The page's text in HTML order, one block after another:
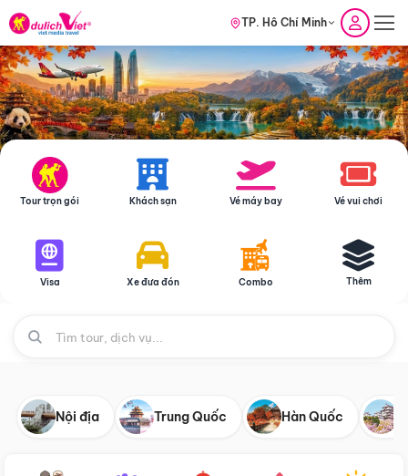
TP. Hồ Chí Minh
Tour trọn gói Khách sạn Vé máy bay Vé vui chơi
Visa Xe đưa đón Combo Thêm
Nội địa Trung Quốc Hàn Quốc